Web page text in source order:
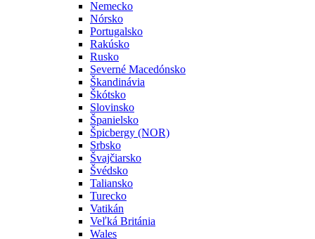
Nemecko
Nórsko
Portugalsko
Rakúsko
Rusko
Severné Macedónsko
Škandinávia
Škótsko
Slovinsko
Španielsko
Špicbergy (NOR)
Srbsko
Švajčiarsko
Švédsko
Taliansko
Turecko
Vatikán
Veľká Británia
Wales